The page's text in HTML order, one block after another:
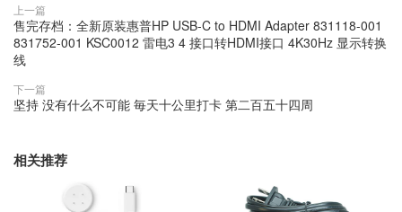
上一篇
售完存档：全新原装惠普HP USB-C to HDMI Adapter 831118-001
831752-001 KSC0012 雷电3 4 接口转HDMI接口 4K30Hz 显示转换
线
下一篇
坚持 没有什么不可能 毎天十公里打卡 第二百五十四周
相关推荐